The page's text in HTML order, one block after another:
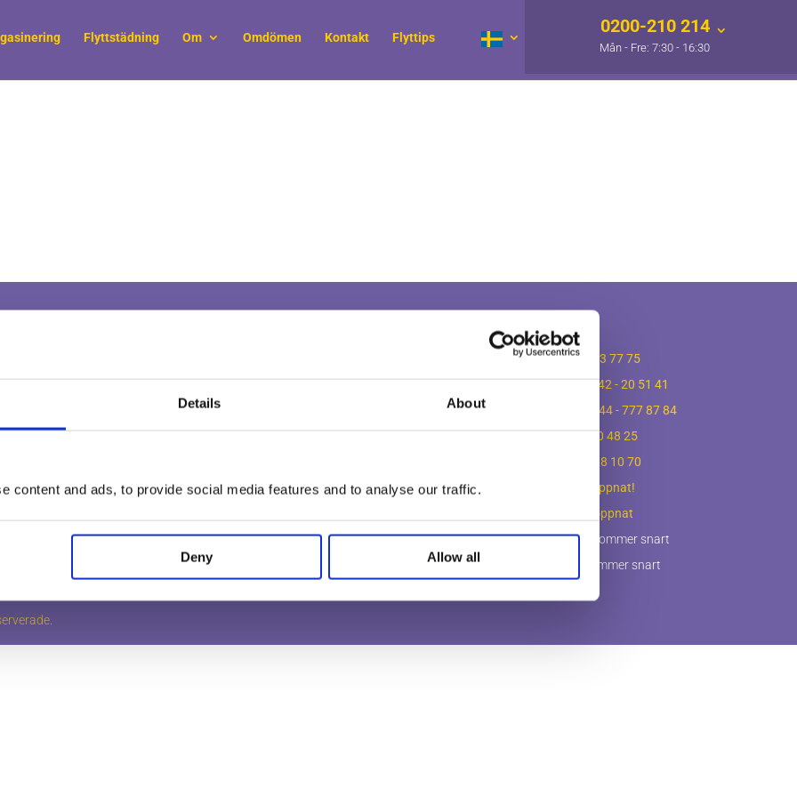
Details About
content and ads, to provide social media features and to analyse our traffic.
Deny Allow all
Flyttstädning Om Omdömen Kontakt
0200-210 214
Flyttips
myndigheter
utfört
av din
Villkor & Ansvar
Miljö & Kvalitet
Våra garantier
Lediga jobb
Kontakt
Kontorsflyttningar
Lagerflyttningar
Flygelflyttningar
Möbelmontering
Lokalkontor
Malmö-040 - 43 77 75
Helsingborg-042 - 20 51 41
044 - 777 87 84
Lund-046 - 560 48 25
0411 - 88 10 70
Nyöppnat!
Nyöppnat
Köpenhamn
- kommer snart
- kommer snart